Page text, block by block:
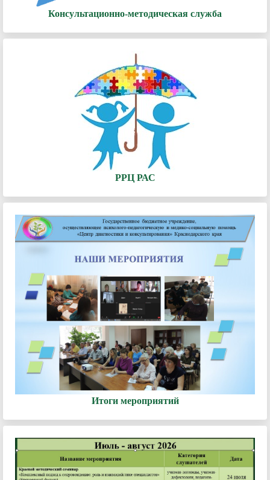
Консультационно-методическая служба
РРЦ РАС
Итоги мероприятий